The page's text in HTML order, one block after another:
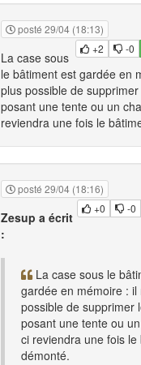
posté 29/04 (18:13)
+2
-0
La case sous
le bâtiment est gardée en
plus possible de
posant une tente ou un
reviendra une fois le
posté 29/04 (18:16)
+0
-0
Zesup a écrit
:
La case sous le
gardée en mémoire : il
possible de supprimer
posant une tente ou
ci reviendra une fois le
démonté.